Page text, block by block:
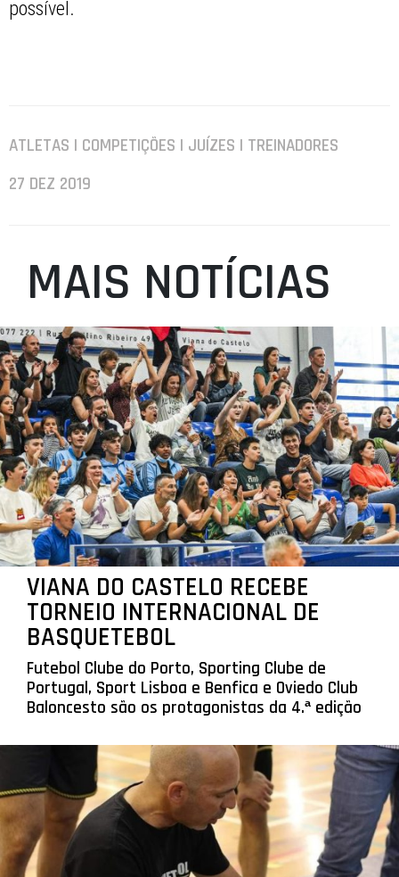
possível.
ATLETAS | COMPETIÇÕES | JUÍZES | TREINADORES
27 DEZ 2019
MAIS NOTÍCIAS
VIANA DO CASTELO RECEBE
TORNEIO INTERNACIONAL DE
BASQUETEBOL
Futebol Clube do Porto, Sporting Clube de
Portugal, Sport Lisboa e Benfica e Oviedo Club
Baloncesto são os protagonistas da 4.ª edição